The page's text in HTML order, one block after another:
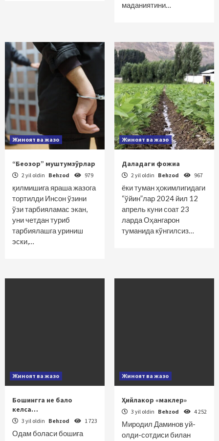
маданиятини…
Жиноят ва жазо
“Беозор” муштумзўрлар
2 yil oldin Behzod 979
қилмишига яраша жазога
тортилди Инсон ўзини
ўзи тарбияламас экан,
уни четдан туриб
тарбиялашга уриниш
эски,…
Жиноят ва жазо
Даладаги фожиа
2 yil oldin Behzod 967
ёки туман ҳокимлигидаги
“ўйин”лар 2024 йил 12
апрель куни соат 23
ларда Оҳангарон
туманида кўнгилсиз…
Жиноят ва жазо
Бошингга не бало
келса…
3 yil oldin Behzod 1 723
Одам боласи бошига
Жиноят ва жазо
Ҳийлакор «маклер»
3 yil oldin Behzod 4 252
Миродил Даминов уй-
олди-сотдиси билан